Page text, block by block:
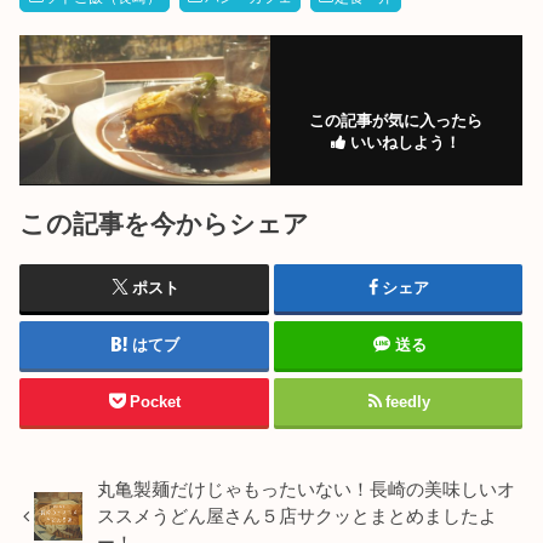
この記事が気に入ったら
いいねしよう！
この記事を今からシェア
ポスト シェア
はてブ 送る
Pocket feedly
丸亀製麺だけじゃもったいない！長崎の美味しいオ
ススメうどん屋さん５店サクッとまとめましたよ